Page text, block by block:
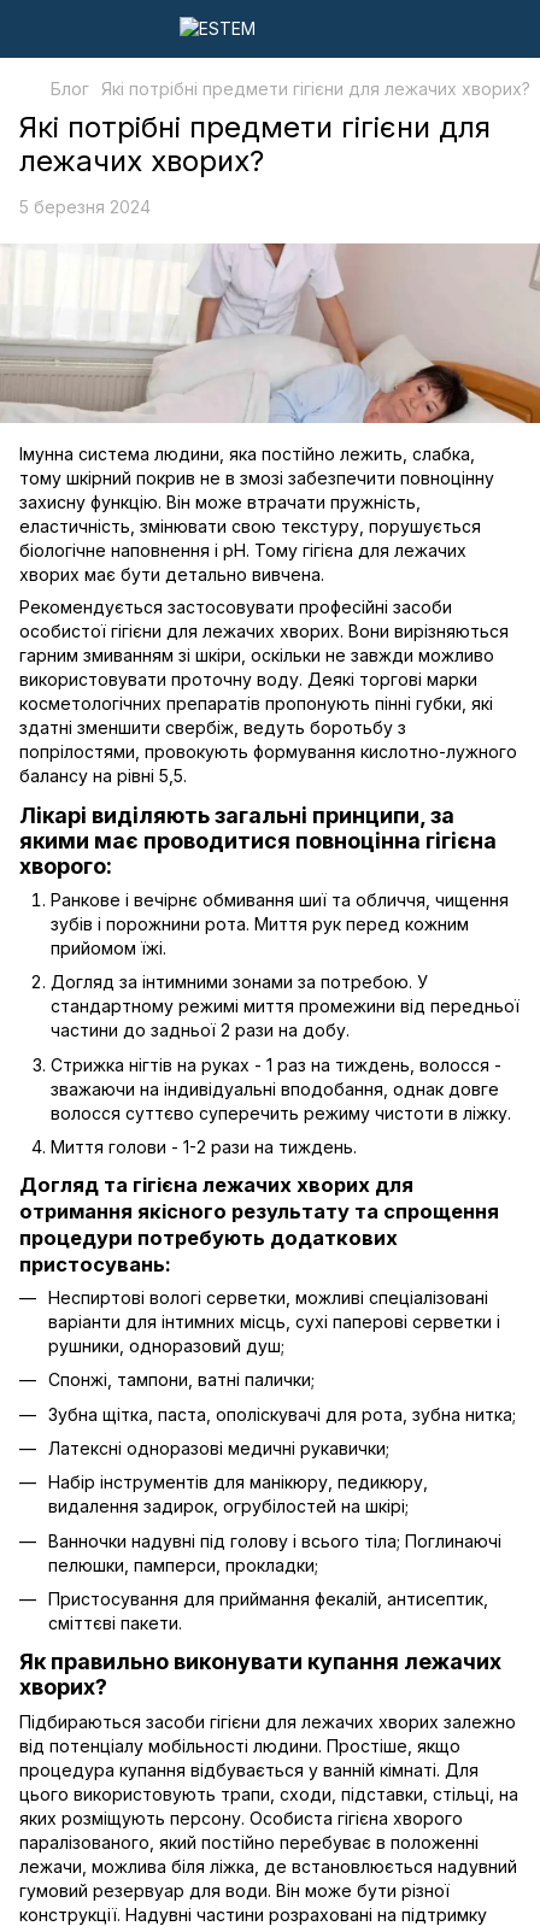
Блог Які потрібні предмети гігієни для лежачих хворих?
Які потрібні предмети гігієни для
лежачих хворих?
5 березня 2024
Імунна система людини, яка постійно лежить, слабка,
тому шкірний покрив не в змозі забезпечити повноцінну
захисну функцію. Він може втрачати пружність,
еластичність, змінювати свою текстуру, порушується
біологічне наповнення і pH. Тому гігієна для лежачих
хворих має бути детально вивчена.
Рекомендується застосовувати професійні засоби
особистої гігієни для лежачих хворих. Вони вирізняються
гарним змиванням зі шкіри, оскільки не завжди можливо
використовувати проточну воду. Деякі торгові марки
косметологічних препаратів пропонують пінні губки, які
здатні зменшити свербіж, ведуть боротьбу з
попрілостями, провокують формування кислотно-лужного
балансу на рівні 5,5.
Лікарі виділяють загальні принципи, за
якими має проводитися повноцінна гігієна
хворого:
Ранкове і вечірнє обмивання шиї та обличчя, чищення
зубів і порожнини рота. Миття рук перед кожним
прийомом їжі.
Догляд за інтимними зонами за потребою. У
стандартному режимі миття промежини від передньої
частини до задньої 2 рази на добу.
Стрижка нігтів на руках - 1 раз на тиждень, волосся -
зважаючи на індивідуальні вподобання, однак довге
волосся суттєво суперечить режиму чистоти в ліжку.
Миття голови - 1-2 рази на тиждень.
Догляд та гігієна лежачих хворих для
отримання якісного результату та спрощення
процедури потребують додаткових
пристосувань:
Неспиртові вологі серветки, можливі спеціалізовані
варіанти для інтимних місць, сухі паперові серветки і
рушники, одноразовий душ;
Спонжі, тампони, ватні палички;
Зубна щітка, паста, ополіскувачі для рота, зубна нитка;
Латексні одноразові медичні рукавички;
Набір інструментів для манікюру, педикюру,
видалення задирок, огрубілостей на шкірі;
Ванночки надувні під голову і всього тіла; Поглинаючі
пелюшки, памперси, прокладки;
Пристосування для приймання фекалій, антисептик,
сміттєві пакети.
Як правильно виконувати купання лежачих
хворих?
Підбираються засоби гігієни для лежачих хворих залежно
від потенціалу мобільності людини. Простіше, якщо
процедура купання відбувається у ванній кімнаті. Для
цього використовують трапи, сходи, підставки, стільці, на
яких розміщують персону. Особиста гігієна хворого
паралізованого, який постійно перебуває в положенні
лежачи, можлива біля ліжка, де встановлюється надувний
гумовий резервуар для води. Він може бути різної
конструкції. Надувні частини розраховані на підтримку